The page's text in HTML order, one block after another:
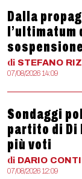
Dalla
di STEFANO
07/08/2026 14:09
Sondaggi
partito di Di
più voti
di DARIO CONTI
07/08/2026 12:09